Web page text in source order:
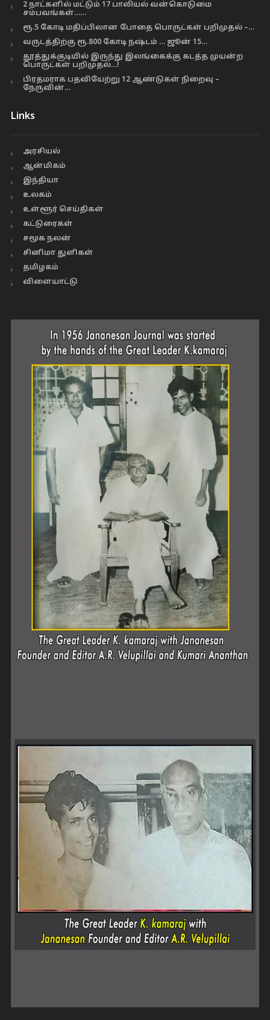
2 நாட்களில் மட்டும் 17 பாலியல் வன்கொடுமை
சம்பவங்கள்……
ரூ.5 கோடி மதிப்பிலான போதை பொருட்கள் பறிமுதல் –…
வருடத்திற்கு ரூ.800 கோடி நஷ்டம் … ஜூன் 15…
தூத்துக்குடியில் இருந்து இலங்கைக்கு கடத்த முயன்ற
பொருட்கள் பறிமுதல்…!
பிரதமராக பதவியேற்று 12 ஆண்டுகள் நிறைவு –
நேருவின்…
Links
அரசியல்
ஆன்மிகம்
இந்தியா
உலகம்
உள்ளூர் செய்திகள்
கட்டுரைகள்
சமூக நலன்
சினிமா துளிகள்
தமிழகம்
விளையாட்டு